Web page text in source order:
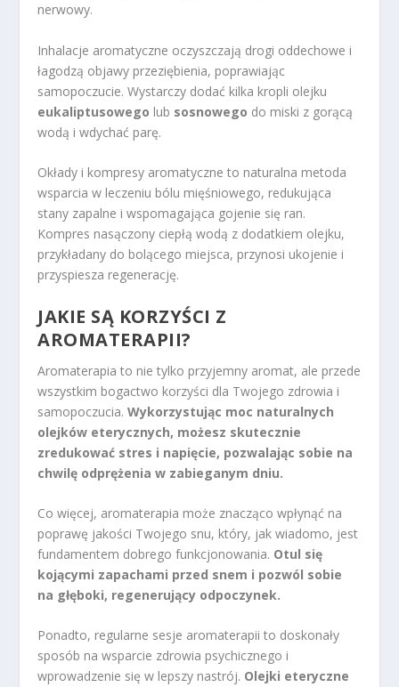
nerwowy.
Inhalacje aromatyczne oczyszczają drogi oddechowe i
łagodzą objawy przeziębienia, poprawiając
samopoczucie. Wystarczy dodać kilka kropli olejku
eukaliptusowego lub sosnowego do miski z gorącą
wodą i wdychać parę.
Okłady i kompresy aromatyczne to naturalna metoda
wsparcia w leczeniu bólu mięśniowego, redukująca
stany zapalne i wspomagająca gojenie się ran.
Kompres nasączony ciepłą wodą z dodatkiem olejku,
przykładany do bolącego miejsca, przynosi ukojenie i
przyspiesza regenerację.
JAKIE SĄ KORZYŚCI Z
AROMATERAPII?
Aromaterapia to nie tylko przyjemny aromat, ale przede
wszystkim bogactwo korzyści dla Twojego zdrowia i
samopoczucia.Wykorzystując moc naturalnych
olejków eterycznych, możesz skutecznie
zredukować stres i napięcie, pozwalając sobie na
chwilę odprężenia w zabieganym dniu.
Co więcej, aromaterapia może znacząco wpłynąć na
poprawę jakości Twojego snu, który, jak wiadomo, jest
fundamentem dobrego funkcjonowania. Otul się
kojącymi zapachami przed snem i pozwól sobie
na głęboki, regenerujący odpoczynek.
Ponadto, regularne sesje aromaterapii to doskonały
sposób na wsparcie zdrowia psychicznego i
wprowadzenie się w lepszy nastrój. Olejki eteryczne